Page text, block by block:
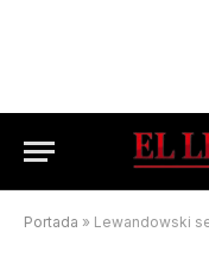
Portada » Lewandowski se